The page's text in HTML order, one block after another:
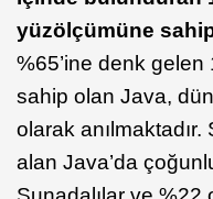
yüzölçümüne
%65’ine denk
sahip olan Java,
olarak anılmaktadır.
alan Java’da